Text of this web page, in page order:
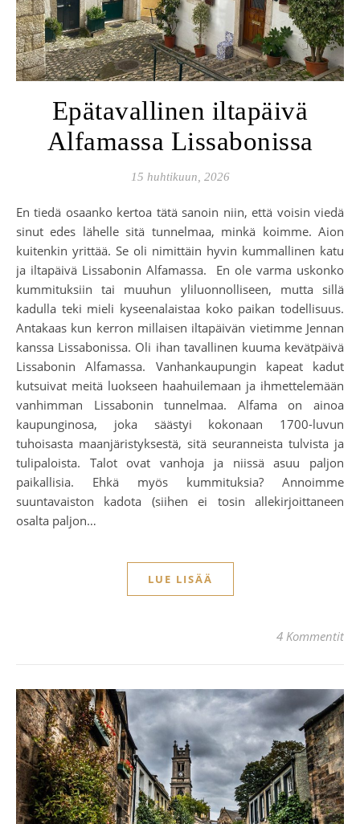
Epätavallinen iltapäivä
Alfamassa Lissabonissa
15 huhtikuun, 2026
En tiedä osaanko kertoa tätä sanoin niin, että voisin viedä
sinut edes lähelle sitä tunnelmaa, minkä koimme. Aion
kuitenkin yrittää. Se oli nimittäin hyvin kummallinen katu
ja iltapäivä Lissabonin Alfamassa. En ole varma uskonko
kummituksiin tai muuhun yliluonnolliseen, mutta sillä
kadulla teki mieli kyseenalaistaa koko paikan todellisuus.
Antakaas kun kerron millaisen iltapäivän vietimme Jennan
kanssa Lissabonissa. Oli ihan tavallinen kuuma kevätpäivä
Lissabonin Alfamassa. Vanhankaupungin kapeat kadut
kutsuivat meitä luokseen haahuilemaan ja ihmettelemään
vanhimman Lissabonin tunnelmaa. Alfama on ainoa
kaupunginosa, joka säästyi kokonaan 1700-luvun
tuhoisasta maanjäristyksestä, sitä seuranneista tulvista ja
tulipaloista. Talot ovat vanhoja ja niissä asuu paljon
paikallisia. Ehkä myös kummituksia? Annoimme
suuntavaiston kadota (siihen ei tosin allekirjoittaneen
osalta paljon…
LUE LISÄÄ
4 Kommentit